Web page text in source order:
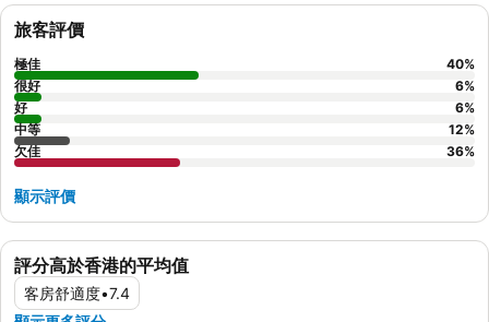
評分高於香港的平均值
客房舒適度•7.4
旅客評價
極佳 40%
很好
6%
好
6%
中等
12%
欠佳
36%
顯示評價